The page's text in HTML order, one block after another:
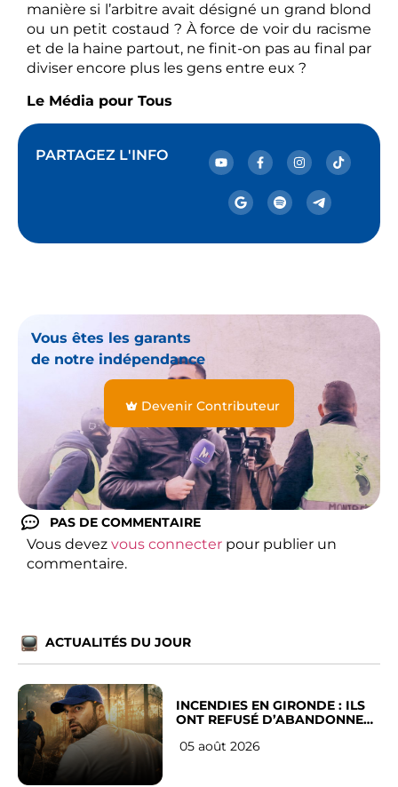
manière si l’arbitre avait désigné un grand blond
ou un petit costaud ? À force de voir du racisme
et de la haine partout, ne finit-on pas au final par
diviser encore plus les gens entre eux ?
Le Média pour Tous
PARTAGEZ L'INFO
Vous êtes les garants
de notre indépendance
Devenir Contributeur
PAS DE COMMENTAIRE
Vous devez vous connecter pour publier un
commentaire.
ACTUALITÉS DU JOUR
INCENDIES EN GIRONDE : ILS
ONT REFUSÉ D’ABANDONNER
05 août 2026